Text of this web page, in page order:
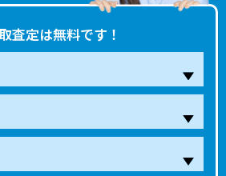
査定は無料です！